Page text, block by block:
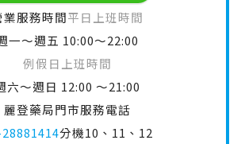
業服務時間平日上班時間
一～週五 10:00～22:00
例假日上班時間
六～週日 12:00 ～21:00
麗登藥局門市服務電話
分機10、11、12